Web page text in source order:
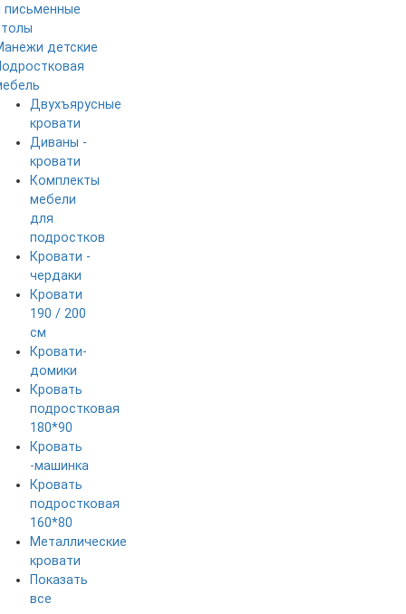
письменные
детские
Двухъярусные
кровати
Диваны -
кровати
Комплекты
мебели
для
подростков
Кровати -
чердаки
Кровати
190 / 200
см
Кровати-
домики
Кровать
подростковая
180*90
Кровать
-машинка
Кровать
подростковая
160*80
Металлические
кровати
Показать
все